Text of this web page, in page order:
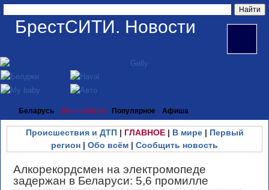
БрестСИТИ. Новости
Беларусь Все новости Популярное Афиша
Происшествия и ДТП| ГЛАВНОЕ| В мире| Первый
регион | Обо всём | Сообщить новость
Алкорекордсмен на электромопеде
задержан в Беларуси: 5,6 промилле